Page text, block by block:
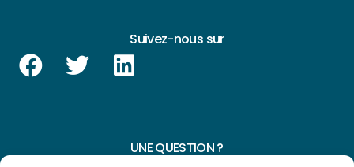
Suivez-nous sur
UNE QUESTION ?